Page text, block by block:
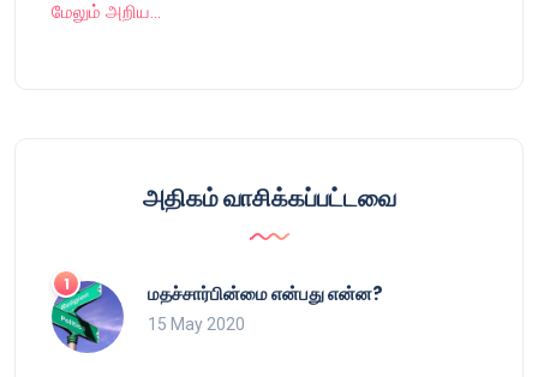
மேலும் அறிய…
அதிகம் வாசிக்கப்பட்டவை
மதச்சார்பின்மை என்பது என்ன?
15 May 2020